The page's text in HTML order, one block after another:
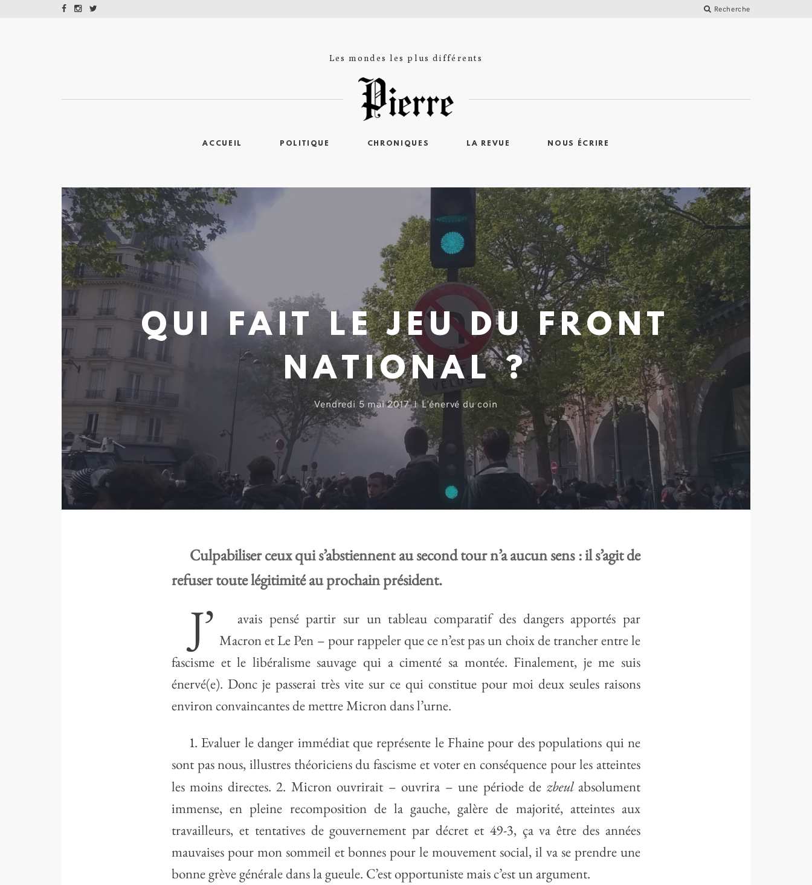
Recherche
Les mondes les plus différents
ACCUEIL POLITIQUE CHRONIQUES LA REVUE NOUS ÉCRIRE
QUI FAIT LE JEU DU FRONT
NATIONAL ?
vendredi 5 mai 2017 L'énervé du coin
Culpabiliser ceux qui s’abstiennent au second tour n’a aucun sens : il s’agit de
refuser toute légitimité au prochain président.
J’
avais pensé partir sur un tableau comparatif des dangers apportés par
Macron et Le Pen – pour rappeler que ce n’est pas un choix de trancher entre le
fascisme et le libéralisme sauvage qui a cimenté sa montée. Finalement, je me suis
énervé(e). Donc je passerai très vite sur ce qui constitue pour moi deux seules raisons
environ convaincantes de mettre Micron dans l’urne.
1. Evaluer le danger immédiat que représente le Fhaine pour des populations qui ne
sont pas nous, illustres théoriciens du fascisme et voter en conséquence pour les atteintes
les moins directes. 2. Micron ouvrirait – ouvrira – une période de zbeulabsolument
immense, en pleine recomposition de la gauche, galère de majorité, atteintes aux
travailleurs, et tentatives de gouvernement par décret et 49-3, ça va être des années
mauvaises pour mon sommeil et bonnes pour le mouvement social, il va se prendre une
bonne grève générale dans la gueule. C’est opportuniste mais c’est un argument.